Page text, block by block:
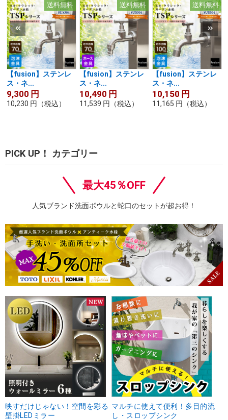
送料無料
【fusion】ステンレ
ス・ネ...
9,300 円
10,230 円 （税込）
送料無料
【fusion】ステンレ
ス・ネ...
10,490 円
11,539 円 （税込）
送料無料
【fusion】ステンレ
ス・ネ...
10,150 円
11,165 円 （税込）
PICK UP！ カテゴリー
最大45％OFF
人気ブランド洗面ボウルと蛇口のセットが超お得！
映すだけじゃない！空間を彩る
壁掛LEDミラー
マルチに使えて便利！多目的流
し・スロップシンク